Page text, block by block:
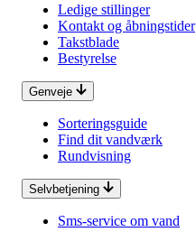
Ledige stillinger
Kontakt og åbningstider
Takstblade
Bestyrelse
Genveje
Sorteringsguide
Find dit vandværk
Rundvisning
Selvbetjening
Sms-service om vand